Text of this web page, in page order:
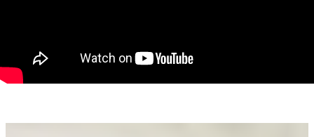
Proprietatea se poate achiziționa și la cheie, cu un buget
estimat de 40.000 €, stabilit de proprietar, în funcție de